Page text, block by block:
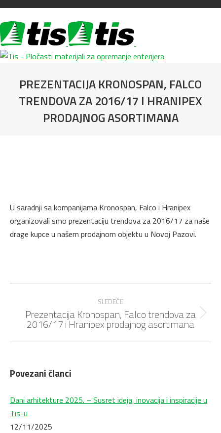
PREZENTACIJA KRONOSPAN, FALCO
TRENDOVA ZA 2016/17 I HRANIPEX
PRODAJNOG ASORTIMANA
U saradnji sa kompanijama Kronospan, Falco i Hranipex
organizovali smo prezentaciju trendova za 2016/17 za naše
drage kupce u našem prodajnom objektu u Novoj Pazovi.
Post
navigation SLEDEĆE
Next
post:
Prezentacija Kronospan, Falco trendova za
2016/17 i Hranipex prodajnog asortimana
Povezani članci
Dani arhitekture 2025. – Susret ideja, inovacija i inspiracije u
Tis-u
12/11/2025